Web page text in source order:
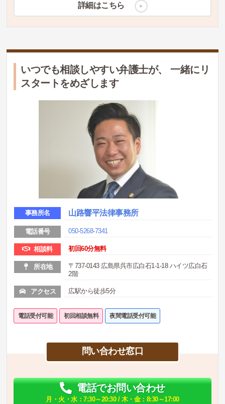
詳細はこちら
いつでも相談しやすい弁護士が、 一緒にリ
スタートをめざします
事務所名 山路響平法律事務所
電話番号 050-5268-7341
相談料 初回60分無料
所在地
〒737-0143 広島県呉市広白石1-1-18 ハイツ広白石
2階
アクセス 広駅から徒歩5分
電話受付可能 初回相談無料 夜間電話受付可能
問い合わせ窓口
電話でお問い合わせ
月・火・水：7:30～20:30 / 木・金：8:30～17:00